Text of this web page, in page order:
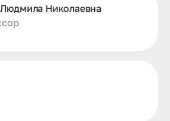
Николаевна